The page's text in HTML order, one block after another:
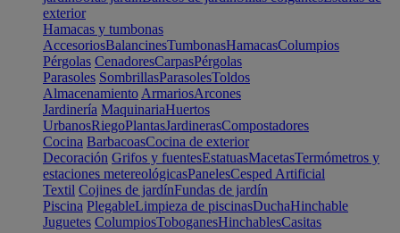
exterior
Hamacas y tumbonas
AccesoriosBalancinesTumbonasHamacasColumpios
Pérgolas CenadoresCarpasPérgolas
Parasoles SombrillasParasolesToldos
Almacenamiento ArmariosArcones
Jardinería MaquinariaHuertos
UrbanosRiegoPlantasJardinerasCompostadores
Cocina BarbacoasCocina de exterior
Decoración Grifos y fuentesEstatuasMacetasTermómetros y
estaciones metereológicasPanelesCesped Artificial
Textil Cojines de jardínFundas de jardín
Piscina PlegableLimpieza de piscinasDuchaHinchable
Juguetes ColumpiosToboganesHinchablesCasitas